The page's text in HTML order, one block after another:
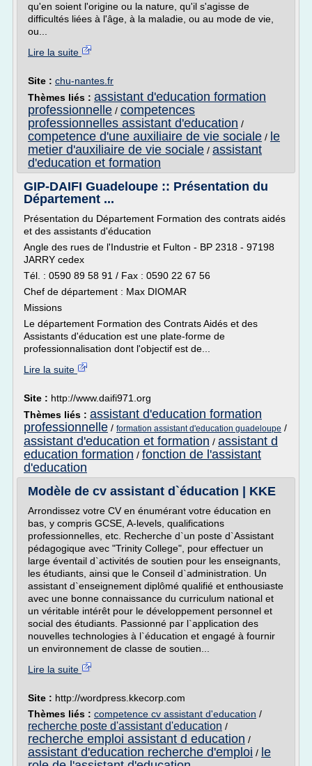
qu'en soient l'origine ou la nature, qu'il s'agisse de
difficultés liées à l'âge, à la maladie, ou au mode de vie,
ou...
Lire la suite
Site : chu-nantes.fr
Thèmes liés : assistant d'education formation
professionnelle / competences
professionnelles assistant d'education /
competence d'une auxiliaire de vie sociale / le
metier d'auxiliaire de vie sociale / assistant
d'education et formation
GIP-DAIFI Guadeloupe :: Présentation du
Département ...
Présentation du Département Formation des contrats aidés
et des assistants d'éducation
Angle des rues de l'Industrie et Fulton - BP 2318 - 97198
JARRY cedex
Tél. : 0590 89 58 91 / Fax : 0590 22 67 56
Chef de département : Max DIOMAR
Missions
Le département Formation des Contrats Aidés et des
Assistants d'éducation est une plate-forme de
professionnalisation dont l'objectif est de...
Lire la suite
Site : http://www.daifi971.org
Thèmes liés : assistant d'education formation
professionnelle / formation assistant d'education guadeloupe /
assistant d'education et formation / assistant d
education formation / fonction de l'assistant
d'education
Modèle de cv assistant d`éducation | KKE
Arrondissez votre CV en énumérant votre éducation en
bas, y compris GCSE, A-levels, qualifications
professionnelles, etc. Recherche d`un poste d`Assistant
pédagogique avec "Trinity College", pour effectuer un
large éventail d`activités de soutien pour les enseignants,
les étudiants, ainsi que le Conseil d`administration. Un
assistant d`enseignement diplômé qualifié et enthousiaste
avec une bonne connaissance du curriculum national et
un véritable intérêt pour le développement personnel et
social des étudiants. Passionné par l`application des
nouvelles technologies à l`éducation et engagé à fournir
un environnement de classe de soutien...
Lire la suite
Site : http://wordpress.kkecorp.com
Thèmes liés : competence cv assistant d'education /
recherche poste d'assistant d'education /
recherche emploi assistant d education /
assistant d'education recherche d'emploi / le